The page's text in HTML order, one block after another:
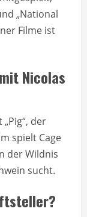
„National
Filme ist
Nicolas
der
spielt Cage
der Wildnis
sucht.